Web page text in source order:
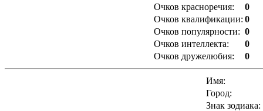
Очков красноречия:
0
Очков квалификации: 0
Очков популярности: 0
Очков интеллекта:
0
Очков дружелюбия:
0
Имя:
Город:
Знак зодиака: